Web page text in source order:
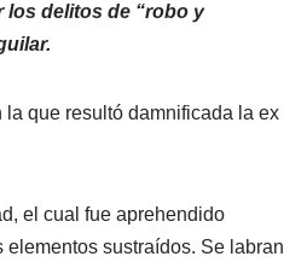
los delitos de “robo y
que resultó damnificada la ex
el cual fue aprehendido
sustraídos. Se labran